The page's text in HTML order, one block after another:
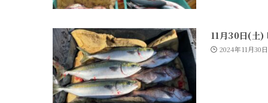
11月30日(土
2024年11月30日